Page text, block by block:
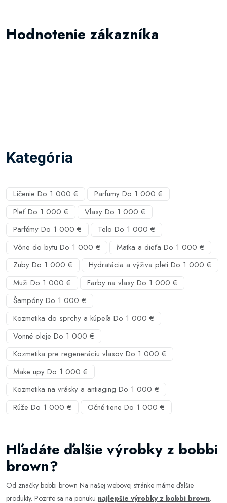
Hodnotenie zákazníka
Kategória
Líčenie Do 1 000 €
Parfumy Do 1 000 €
Pleť Do 1 000 €
Vlasy Do 1 000 €
Parfémy Do 1 000 €
Telo Do 1 000 €
Vône do bytu Do 1 000 €
Matka a dieťa Do 1 000 €
Zuby Do 1 000 €
Hydratácia a výživa pleti Do 1 000 €
Muži Do 1 000 €
Farby na vlasy Do 1 000 €
Šampóny Do 1 000 €
Kozmetika do sprchy a kúpeľa Do 1 000 €
Vonné oleje Do 1 000 €
Kozmetika pre regeneráciu vlasov Do 1 000 €
Make upy Do 1 000 €
Kozmetika na vrásky a antiaging Do 1 000 €
Rúže Do 1 000 €
Očné tiene Do 1 000 €
Hľadáte ďalšie výrobky z bobbi
brown?
Od značky bobbi brown Na našej webovej stránke máme ďalšie
produkty. Pozrite sa na ponuku najlepšie výrobky z bobbi brown.